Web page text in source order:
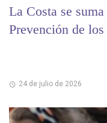
La Costa se
Prevención de
24 de julio de 2026